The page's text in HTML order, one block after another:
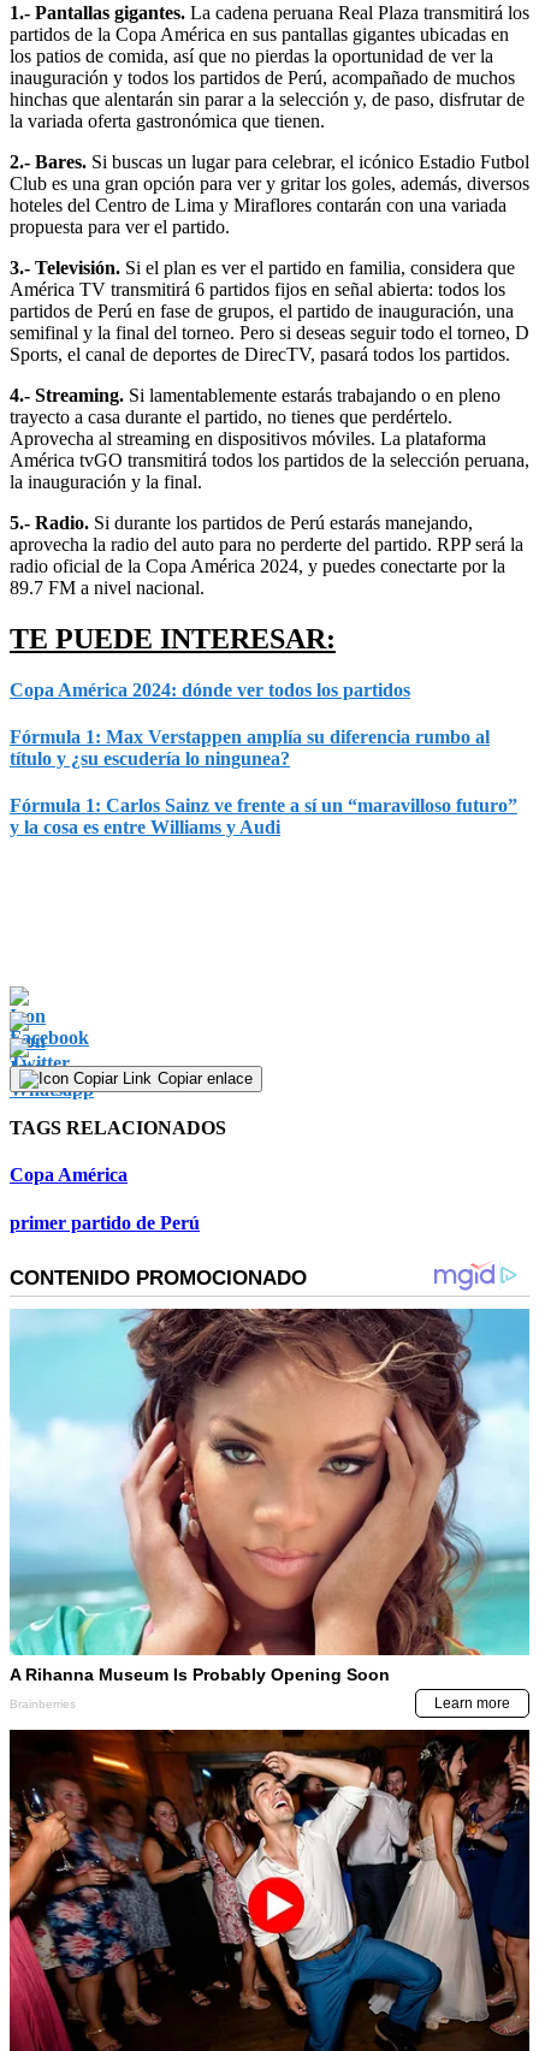
1.- Pantallas gigantes. La cadena peruana Real Plaza transmitirá los
partidos de la Copa América en sus pantallas gigantes ubicadas en
los patios de comida, así que no pierdas la oportunidad de ver la
inauguración y todos los partidos de Perú, acompañado de muchos
hinchas que alentarán sin parar a la selección y, de paso, disfrutar de
la variada oferta gastronómica que tienen.
2.- Bares. Si buscas un lugar para celebrar, el icónico Estadio Futbol
Club es una gran opción para ver y gritar los goles, además, diversos
hoteles del Centro de Lima y Miraflores contarán con una variada
propuesta para ver el partido.
3.- Televisión. Si el plan es ver el partido en familia, considera que
América TV transmitirá 6 partidos fijos en señal abierta: todos los
partidos de Perú en fase de grupos, el partido de inauguración, una
semifinal y la final del torneo. Pero si deseas seguir todo el torneo, D
Sports, el canal de deportes de DirecTV, pasará todos los partidos.
4.- Streaming. Si lamentablemente estarás trabajando o en pleno
trayecto a casa durante el partido, no tienes que perdértelo.
Aprovecha al streaming en dispositivos móviles. La plataforma
América tvGO transmitirá todos los partidos de la selección peruana,
la inauguración y la final.
5.- Radio. Si durante los partidos de Perú estarás manejando,
aprovecha la radio del auto para no perderte del partido. RPP será la
radio oficial de la Copa América 2024, y puedes conectarte por la
89.7 FM a nivel nacional.
TE PUEDE INTERESAR:
Copa América 2024: dónde ver todos los partidos
Fórmula 1: Max Verstappen amplía su diferencia rumbo al
título y ¿su escudería lo ningunea?
Fórmula 1: Carlos Sainz ve frente a sí un “maravilloso futuro”
y la cosa es entre Williams y Audi
Copiar enlace
TAGS RELACIONADOS
Copa América
primer partido de Perú